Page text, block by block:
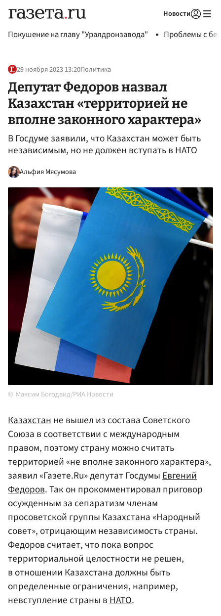
Новости
Покушение на главу "Уралдронзавода" Проблемы с
29 ноября 2023 13:20Политика
Депутат Федоров назвал
Казахстан «территорией не
вполне законного характера»
В Госдуме заявили, что Казахстан может быть
независимым, но не должен вступать в НАТО
Альфия Мясумова
Максим Богодвид/РИА Новости
Казахстанне вышел из состава Советского
Союза в соответствии с международным
правом, поэтому страну можно считать
территорией «не вполне законного характера»,
заявил «Газете.Ru» депутат ГосдумыЕвгений
Федоров. Так он прокомментировал приговор
осужденным за сепаратизм членам
просоветской группы Казахстана «Народный
совет», отрицающим независимость страны.
Федоров считает, что пока вопрос
территориальной целостности не решен,
в отношении Казахстана должны быть
определенные ограничения, например,
невступление страны вНАТО.